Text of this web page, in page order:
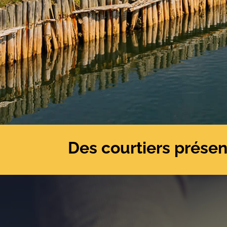
Des courtiers